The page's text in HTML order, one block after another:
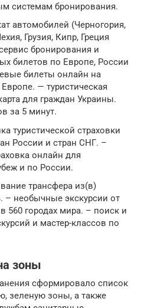
системам бронирования.
автомобилей (Черногория,
Грузия, Кипр, Греция
бронирования и
билетов по Европе, России
билеты онлайн на
— туристическая
для граждан Украины.
за 5 минут.
туристической страховки
России и стран СНГ. –
онлайн для
и по России.
трансфера из(в)
– необычные экскурсии от
560 городах мира. – поиск и
и мастер-классов по
зоны
сформировало список
зеленую зоны, а также